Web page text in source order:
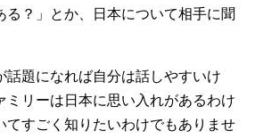
る？」とか、日本について相手に聞
話題になれば自分は話しやすいけ
ミリーは日本に思い入れがあるわけ
てすごく知りたいわけでもありませ